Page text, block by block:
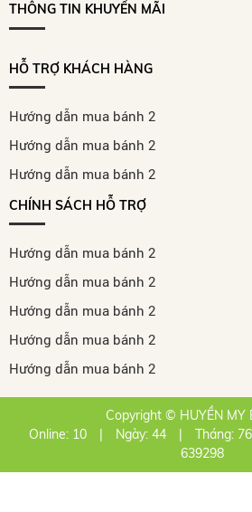
THÔNG TIN KHUYẾN MÃI
HỖ TRỢ KHÁCH HÀNG
Hướng dẫn mua bánh 2
Hướng dẫn mua bánh 2
Hướng dẫn mua bánh 2
CHÍNH SÁCH HỖ TRỢ
Hướng dẫn mua bánh 2
Hướng dẫn mua bánh 2
Hướng dẫn mua bánh 2
Hướng dẫn mua bánh 2
Hướng dẫn mua bánh 2
Copyright © HUYỀN MY
Online: 10
| Ngày: 44 | Tháng:
639298